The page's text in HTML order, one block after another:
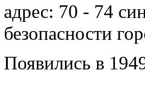
адрес: 70 - 74
безопасности
Появились в